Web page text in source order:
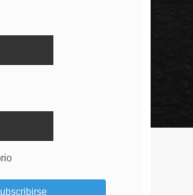
Todos los derechos
Aviso de Privacidad